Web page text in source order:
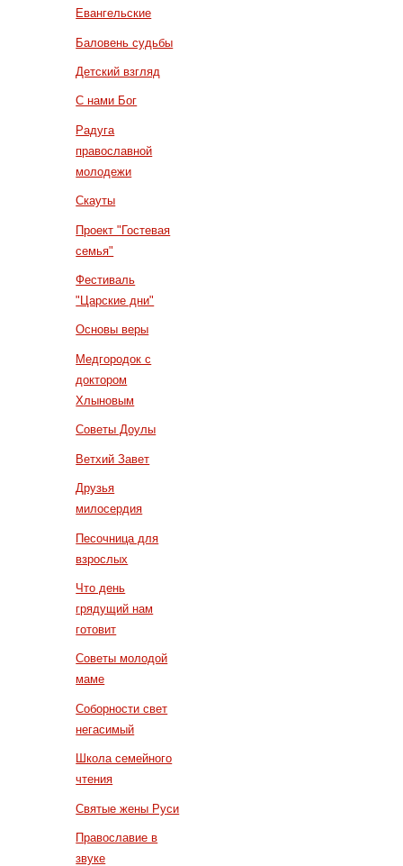
Евангельские
Баловень судьбы
Детский взгляд
С нами Бог
Радуга
православной
молодежи
Скауты
Проект "Гостевая
семья"
Фестиваль
"Царские дни"
Основы веры
Медгородок с
доктором
Хлыновым
Советы Доулы
Ветхий Завет
Друзья
милосердия
Песочница для
взрослых
Что день
грядущий нам
готовит
Советы молодой
маме
Соборности свет
негасимый
Школа семейного
чтения
Святые жены Руси
Православие в
звуке